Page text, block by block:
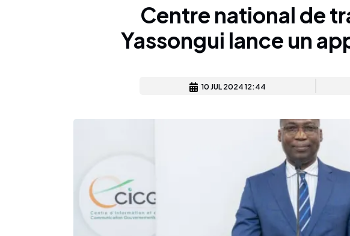
Centre national de
Yassongui lance un
10 JUL 2024 12:44